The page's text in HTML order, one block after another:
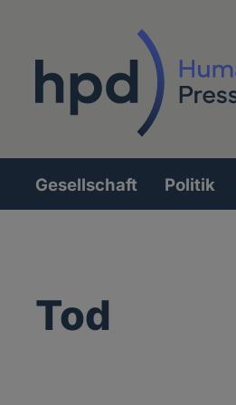
Hauptnavigation
Gesellschaft Politik
Tod